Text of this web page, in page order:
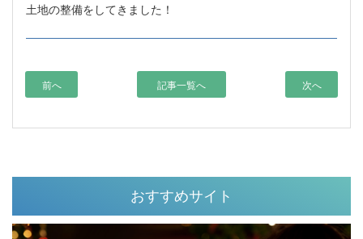
土地の整備をしてきました！
前へ 記事一覧へ 次へ
おすすめサイト